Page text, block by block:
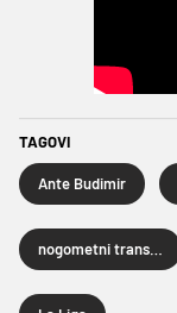
TAGOVI
Ante Budimir